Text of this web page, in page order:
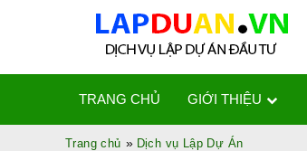
TRANG CHỦ GIỚI THIỆU
Trang chủ » Dịch vụ Lập Dự Án